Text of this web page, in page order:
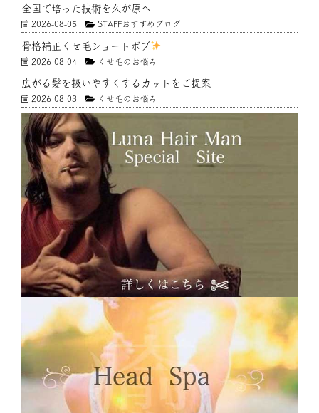
全国で培った技術を久が原へ
2026-08-05 STAFFおすすめブログ
骨格補正くせ毛ショートボブ
2026-08-04 くせ毛のお悩み
広がる髪を扱いやすくするカットをご提案
2026-08-03 くせ毛のお悩み